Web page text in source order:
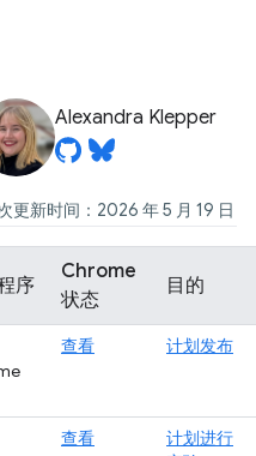
Alexandra Klepper
更新时间：2026 年 5 月 19 日
序
Chrome
状态
目的
查看 计划发布
查看
计划进行